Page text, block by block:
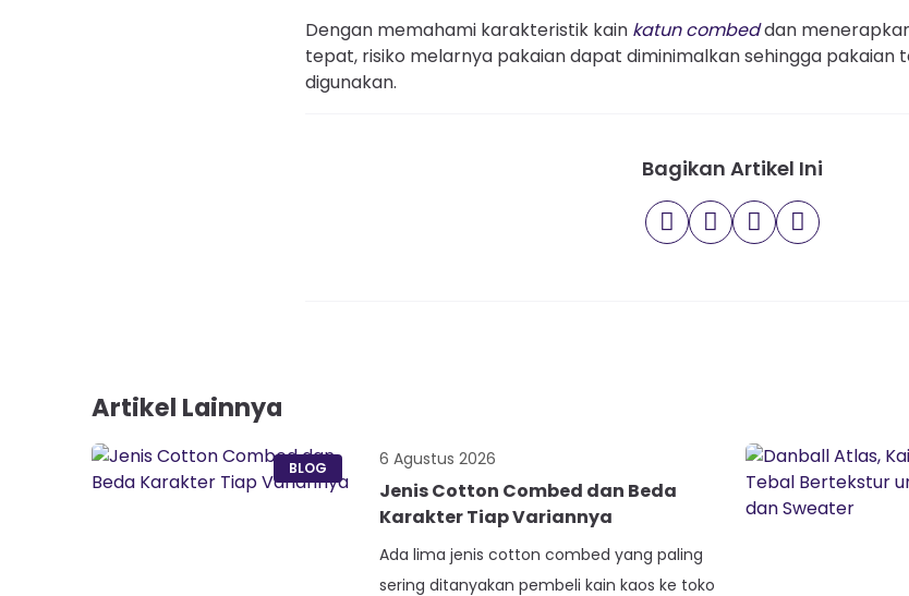
Dengan memahami karakteristik kain katun combeddan
tepat, risiko melarnya pakaian dapat diminimalkan sehingga pakaian
digunakan.
Bagikan Artikel Ini
Artikel Lainnya
BLOG 6 Agustus 2026
Jenis Cotton Combed dan Beda
Karakter Tiap Variannya
Ada lima jenis cotton combed yang paling
sering ditanyakan pembeli kain kaos ke toko